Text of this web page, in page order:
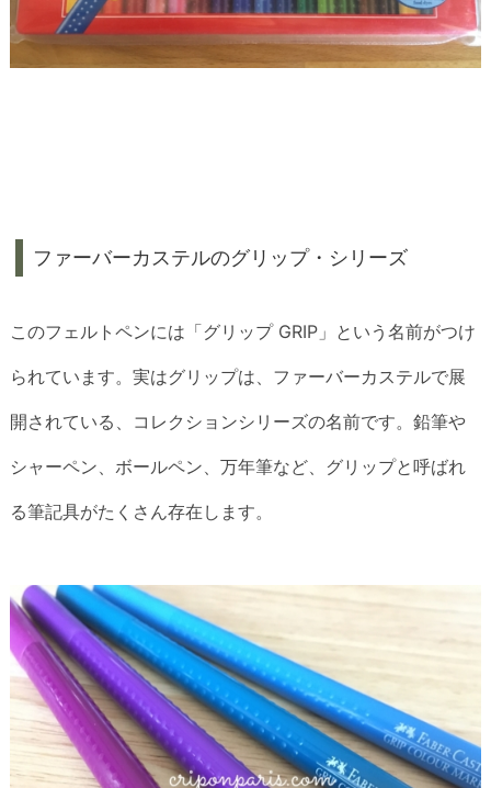
ファーバーカステルのグリップ・シリーズ
このフェルトペンには「グリップ GRIP」という名前がつけ
られています。実はグリップは、ファーバーカステルで展
開されている、コレクションシリーズの名前です。鉛筆や
シャーペン、ボールペン、万年筆など、グリップと呼ばれ
る筆記具がたくさん存在します。